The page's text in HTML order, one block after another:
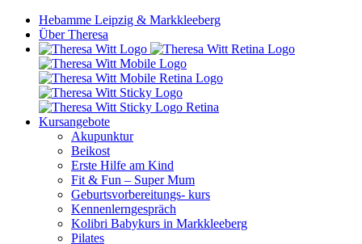
Hebamme Leipzig & Markkleeberg
Über Theresa
Kursangebote
Akupunktur
Beikost
Erste Hilfe am Kind
Fit & Fun – Super Mum
Geburtsvorbereitungs- kurs
Kennenlerngespräch
Kolibri Babykurs in Markkleeberg
Pilates